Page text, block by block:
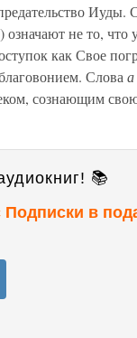
Иуды.
означают не то, что
как Свое
Слова
сознающим
📚
в